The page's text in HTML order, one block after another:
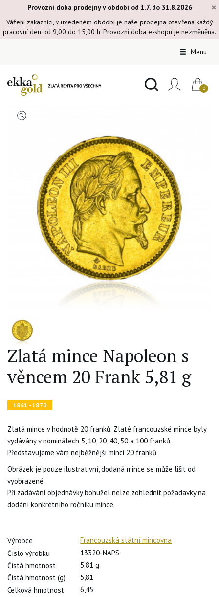
×
Provozní doba prodejny v období od 1.7. do 31.8.2026
Vážení zákazníci, v uvedeném období je naše prodejna otevřena každý
pracovní den od 9,00 do 15,00 h. Provozní doba e-shopu je nezměněna.
Menu
Zlatá mince Napoleon s
věncem 20 Frank 5,81 g
1861 - 1870
Zlatá mince v hodnotě 20 franků. Zlaté francouzské mince byly
vydávány v nominálech 5, 10, 20, 40, 50 a 100 franků.
Představujeme vám nejběžnější minci 20 franků.
Obrázek je pouze ilustrativní, dodaná mince se může lišit od
vyobrazené.
Při zadávání objednávky bohužel nelze zohlednit požadavky na
dodání konkrétního ročníku mince.
Výrobce
Francouzská státní mincovna
Číslo výrobku
13320-NAPS
Čistá hmotnost
5.81 g
Čistá hmotnost (g)
5,81
Celková hmotnost
6,45